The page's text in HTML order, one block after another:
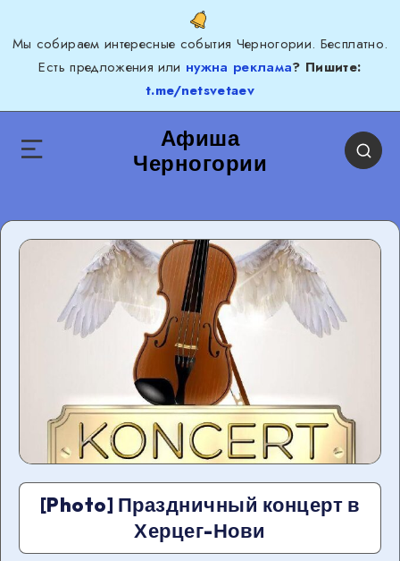
Мы собираем интересные события Черногории. Бесплатно.
Есть предложения или нужна реклама? Пишите:
t.me/netsvetaev
Афиша
Черногории
[Photo] Праздничный концерт в
Херцег-Нови